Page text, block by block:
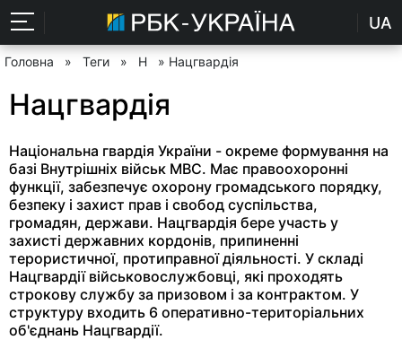
UA
Головна » Теги » Н » Нацгвардія
Нацгвардія
Національна гвардія України - окреме формування на
базі Внутрішніх військ МВС. Має правоохоронні
функції, забезпечує охорону громадського порядку,
безпеку і захист прав і свобод суспільства,
громадян, держави. Нацгвардія бере участь у
захисті державних кордонів, припиненні
терористичної, протиправної діяльності. У складі
Нацгвардії військовослужбовці, які проходять
строкову службу за призовом і за контрактом. У
структуру входить 6 оперативно-територіальних
об'єднань Нацгвардії.